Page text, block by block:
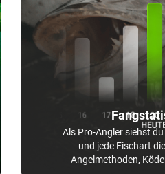
Als Pro-Angler siehst
und jede Fischart
Angelmethoden,